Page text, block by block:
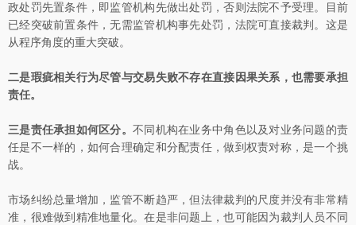
政处罚先置条件，即监管机构先做出处罚，否则法院不予受理。目前
已经突破前置条件，无需监管机构事先处罚，法院可直接裁判。这是
从程序角度的重大突破。
二是瑕疵相关行为尽管与交易失败不存在直接因果关系，也需要承担
责任。
三是责任承担如何区分。不同机构在业务中角色以及对业务问题的责
任是不一样的，如何合理确定和分配责任，做到权责对称，是一个挑
战。
市场纠纷总量增加，监管不断趋严，但法律裁判的尺度并没有非常精
准，很难做到精准地量化。在是非问题上，也可能因为裁判人员不同